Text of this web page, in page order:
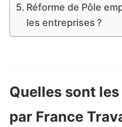
Réforme de Pôle
les entreprises ?
Quelles sont
par France